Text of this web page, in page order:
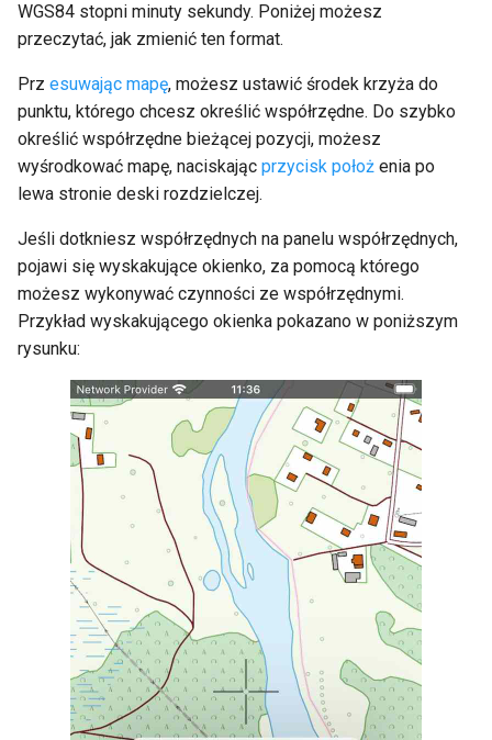
WGS84 stopni minuty sekundy. Poniżej możesz
przeczytać, jak zmienić ten format.
Prz esuwając mapę, możesz ustawić środek krzyża do
punktu, którego chcesz określić współrzędne. Do szybko
określić współrzędne bieżącej pozycji, możesz
wyśrodkować mapę, naciskając przycisk położ enia po
lewa stronie deski rozdzielczej.
Jeśli dotkniesz współrzędnych na panelu współrzędnych,
pojawi się wyskakujące okienko, za pomocą którego
możesz wykonywać czynności ze współrzędnymi.
Przykład wyskakującego okienka pokazano w poniższym
rysunku: